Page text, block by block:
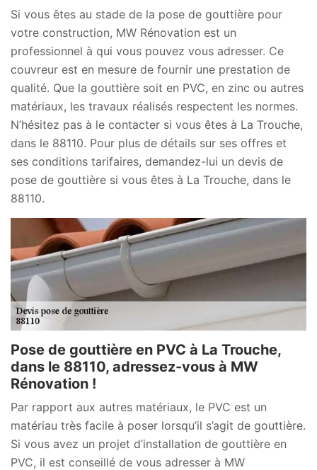
Si vous êtes au stade de la pose de gouttière pour
votre construction, MW Rénovation est un
professionnel à qui vous pouvez vous adresser. Ce
couvreur est en mesure de fournir une prestation de
qualité. Que la gouttière soit en PVC, en zinc ou autres
matériaux, les travaux réalisés respectent les normes.
N’hésitez pas à le contacter si vous êtes à La Trouche,
dans le 88110. Pour plus de détails sur ses offres et
ses conditions tarifaires, demandez-lui un devis de
pose de gouttière si vous êtes à La Trouche, dans le
88110.
Pose de gouttière en PVC à La Trouche,
dans le 88110, adressez-vous à MW
Rénovation !
Par rapport aux autres matériaux, le PVC est un
matériau très facile à poser lorsqu’il s’agit de gouttière.
Si vous avez un projet d’installation de gouttière en
PVC, il est conseillé de vous adresser à MW